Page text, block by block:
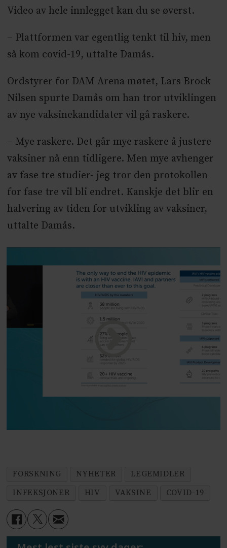
Video av hele innlegget kan du se øverst.
– Plattformen var egentlig tenkt til hiv, men
så kom covid-19, uttalte Damås.
Ordstyrer for DAM Arena møtet, Lars Brock
Nilsen spurte Damås om han tror utviklingen
av nye vaksinekandidater vil gå raskere.
– Mye raskere. Det går mye raskere å justere
vaksiner nå enn tidligere. Men mye avhenger
av fase tre studier- jeg tror den protokollen
for fase tre vil bli endret. Kanskje det blir en
halvering av tiden for utvikling av vaksiner,
uttalte Damås.
FORSKNING NYHETER
LEGEMIDLER
INFEKSJONER
HIV VAKSINE COVID-19